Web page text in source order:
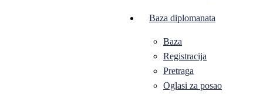
Baza diplomanata
Baza
Registracija
Pretraga
Oglasi za posao